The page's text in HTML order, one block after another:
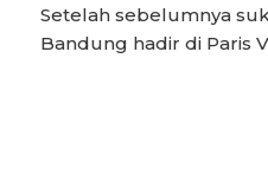
Setelah sebelumnya
Bandung hadir di Paris